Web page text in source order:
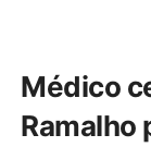
Médico
Ramalho